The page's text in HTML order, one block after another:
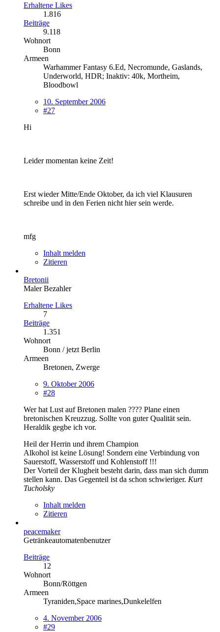
Erhaltene Likes
1.816
Beiträge
9.118
Wohnort
Bonn
Armeen
Warhammer Fantasy 6.Ed, Necromunde, Gaslands,
Underworld, HDR; Inaktiv: 40k, Mortheim,
Bloodbowl
10. September 2006
#27
Hi
Leider momentan keine Zeit!
Erst wieder Mitte/Ende Oktober, da ich viel Klausuren
schreibe und in den Ferien nicht hier sein werde.
mfg
Inhalt melden
Zitieren
Bretonii
Maler Bezahler
Erhaltene Likes
7
Beiträge
1.351
Wohnort
Bonn / jetzt Berlin
Armeen
Bretonen, Zwerge
9. Oktober 2006
#28
Wer hat Lust auf Bretonen malen ???? Plane einen
bretonischen Kreuzzug. Sollte von guter Qualität sein.
Heraldik gegbe ich vor.
Heil der Herrin und ihrem Champion
Alkohol ist keine Lösung! Sondern eine Verbindung von
Sauerstoff, Wasserstoff und Kohlenstoff !!!
Der Vorteil der Klugheit besteht darin, dass man sich dumm
stellen kann. Das Gegenteil ist da schon schwieriger. Kurt
Tucholsky
Inhalt melden
Zitieren
peacemaker
Getränkeautomatenbenutzer
Beiträge
12
Wohnort
Bonn/Röttgen
Armeen
Tyraniden,Space marines,Dunkelelfen
4. November 2006
#29